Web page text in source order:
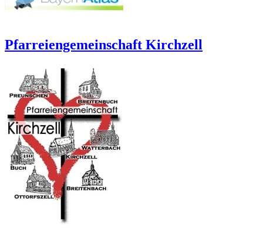
Pfarreiengemeinschaft Kirchzell